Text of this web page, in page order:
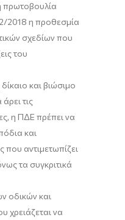
πρωτοβουλία
2018 η προθεσμία
σχεδίων που
του
και βιώσιμο
τις
η ΠΔΕ πρέπει να
και
αντιμετωπίζει
τα συγκριτικά
οδικών και
χρειάζεται να